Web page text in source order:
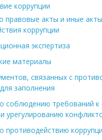
коррупции
правовые акты и иные
коррупции
экспертиза
материалы
связанных с
заполнения
соблюдению требований
урегулированию
противодействию